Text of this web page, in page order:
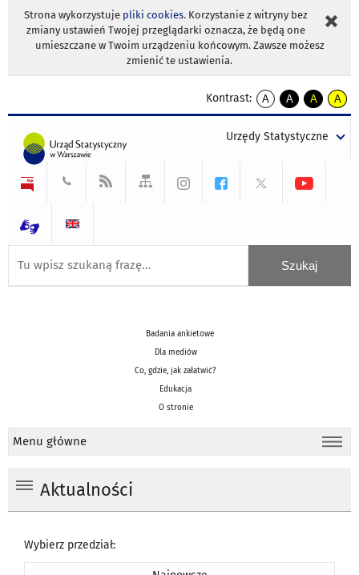
Strona wykorzystuje pliki cookies. Korzystanie z witryny bez
zmiany ustawień Twojej przeglądarki oznacza, że będą one
umieszczane w Twoim urządzeniu końcowym. Zawsze możesz
zmienić te ustawienia.
Kontrast:
A
kontrast
A
kontrast
tekst
czarnym
A
kontrast
tekst
czarnym
A
tekst
żółtym
Urzędy Statystyczne
Badania ankietowe
Dla mediów
Co, gdzie, jak załatwić?
Edukacja
O stronie
Menu główne
Aktualności
Wybierz przedział: